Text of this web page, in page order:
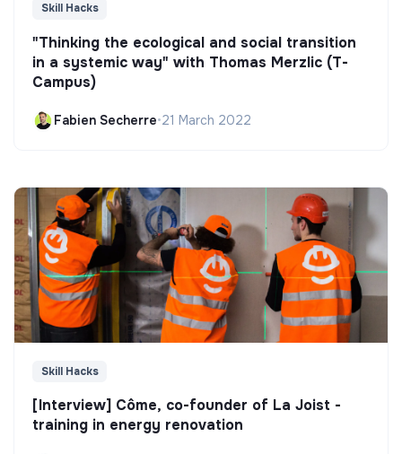
Skill Hacks
"Thinking the ecological and social transition
in a systemic way" with Thomas Merzlic (T-
Campus)
Fabien Secherre•21 March 2022
Skill Hacks
[Interview] Côme, co-founder of La Joist -
training in energy renovation